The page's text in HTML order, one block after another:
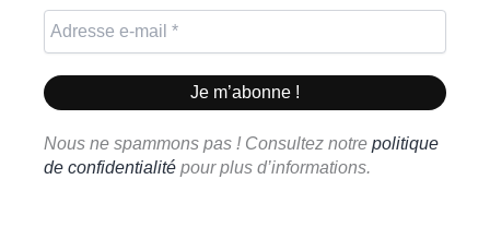
Nous ne spammons pas ! Consultez notre politique
de confidentialité pour plus d’informations.